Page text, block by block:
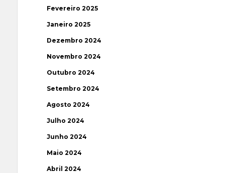
Fevereiro 2025
Janeiro 2025
Dezembro 2024
Novembro 2024
Outubro 2024
Setembro 2024
Agosto 2024
Julho 2024
Junho 2024
Maio 2024
Abril 2024